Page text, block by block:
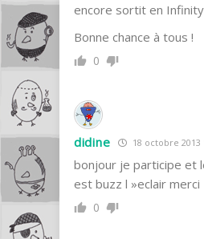
encore sortit en
Bonne chance à tous !
0
didine 18 octobre 2013
bonjour je participe et
est buzz l »eclair merci
0